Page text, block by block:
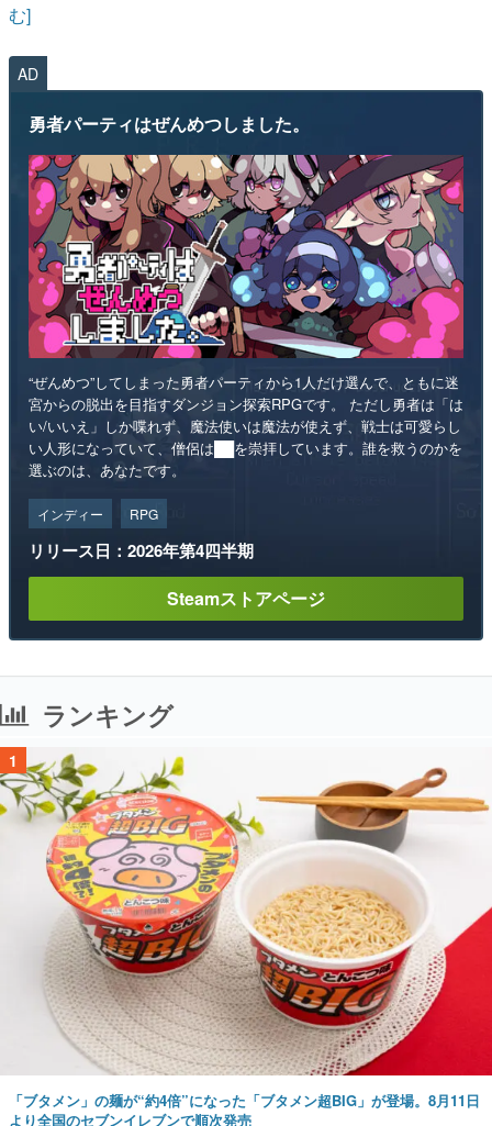
む]
AD
勇者パーティはぜんめつしました。
“ぜんめつ”してしまった勇者パーティから1人だけ選んで、ともに迷
宮からの脱出を目指すダンジョン探索RPGです。 ただし勇者は「は
い/いいえ」しか喋れず、魔法使いは魔法が使えず、戦士は可愛らし
い人形になっていて、僧侶は██を崇拝しています。誰を救うのかを
選ぶのは、あなたです。
インディー RPG
リリース日：2026年第4四半期
Steamストアページ
ランキング
1
「ブタメン」の麺が“約4倍”になった「ブタメン超BIG」が登場。8月11日
より全国のセブンイレブンで順次発売